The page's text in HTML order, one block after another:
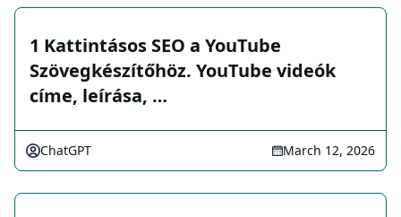
1 Kattintásos SEO a YouTube
Szövegkészítőhöz. YouTube videók
címe, leírása, …
ChatGPT March 12, 2026